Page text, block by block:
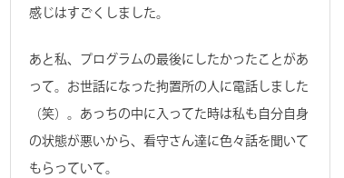
感じはすごくしました。
あと私、プログラムの最後にしたかったことがあ
って。お世話になった拘置所の人に電話しました
（笑）。あっちの中に入ってた時は私も自分自身
の状態が悪いから、看守さん達に色々話を聞いて
もらっていて。